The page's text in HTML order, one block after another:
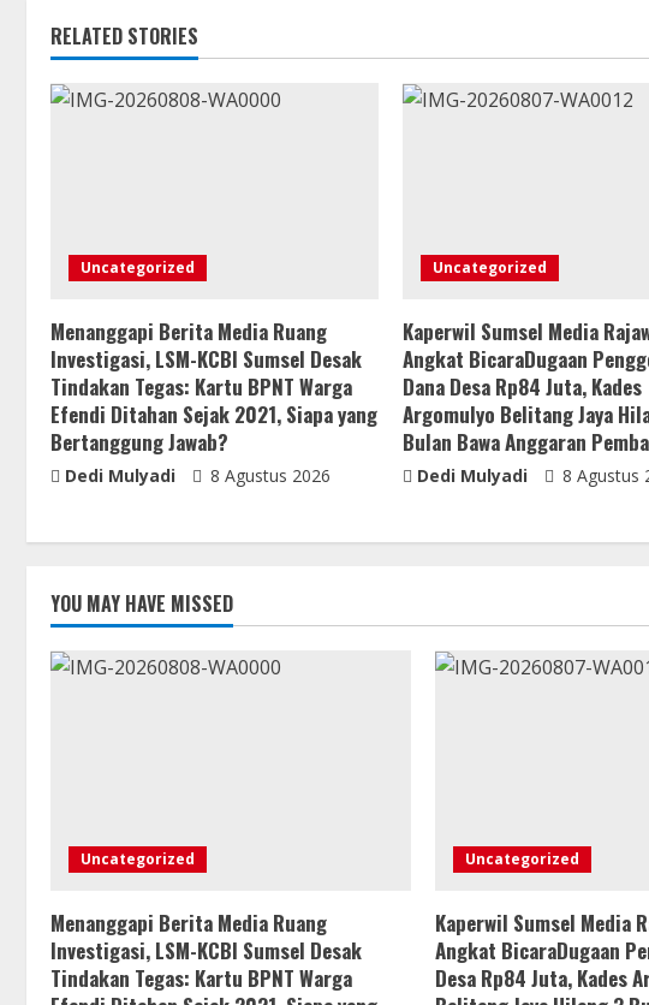
RELATED STORIES
Uncategorized
Menanggapi Berita Media Ruang
Investigasi, LSM-KCBI Sumsel Desak
Tindakan Tegas: Kartu BPNT Warga
Efendi Ditahan Sejak 2021, Siapa yang
Bertanggung Jawab?
Dedi Mulyadi 8 Agustus 2026
Uncategorized
Kaperwil Sumsel Media
Angkat BicaraDugaan
Dana Desa Rp84 Juta, Kades
Argomulyo Belitang Jaya
Bulan Bawa Anggaran
Dedi Mulyadi 8 Agustus
YOU MAY HAVE MISSED
Uncategorized
Menanggapi Berita Media Ruang
Investigasi, LSM-KCBI Sumsel Desak
Tindakan Tegas: Kartu BPNT Warga
Uncategorized
Kaperwil Sumsel Media
Angkat BicaraDugaan
Desa Rp84 Juta, Kades